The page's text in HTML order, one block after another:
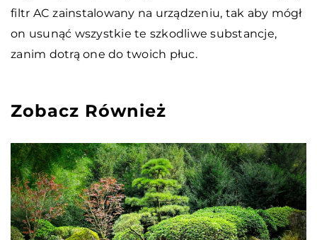
filtr AC zainstalowany na urządzeniu, tak aby mógł
on usunąć wszystkie te szkodliwe substancje,
zanim dotrą one do twoich płuc.
Zobacz Również